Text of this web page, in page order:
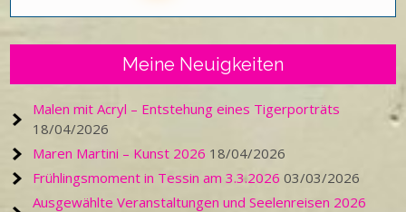
Meine Neuigkeiten
Malen mit Acryl – Entstehung eines Tigerporträts
18/04/2026
Maren Martini – Kunst 2026 18/04/2026
Frühlingsmoment in Tessin am 3.3.2026 03/03/2026
Ausgewählte Veranstaltungen und Seelenreisen 2026